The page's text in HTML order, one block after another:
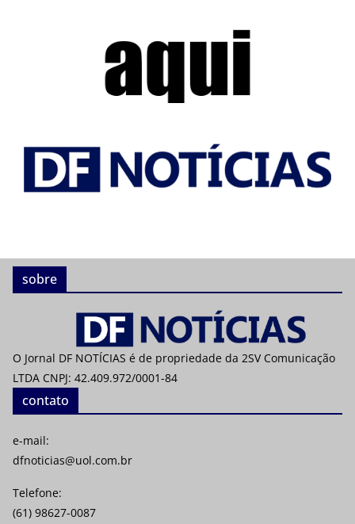
sobre
O Jornal DF NOTÍCIAS é de propriedade da 2SV Comunicação
LTDA CNPJ: 42.409.972/0001-84
contato
e-mail:
dfnoticias@uol.com.br
Telefone:
(61) 98627-0087